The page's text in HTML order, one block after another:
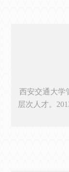
跨境并购等
科在美国宾
院主修哲学
统计、运营
术大学之前
西安交通大学
层次人才。
解，对于商
及